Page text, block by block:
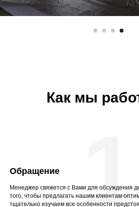
Как мы
Обращение
Менеджер свяжется с Вами для обсуждения
того, чтобы предлагать нашим клиентам
тщательно изучаем все особенности
1